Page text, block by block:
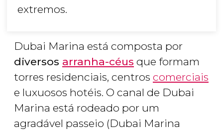
extremos.
Dubai Marina está composta por
diversos arranha-céus que formam
torres residenciais, centros comerciais
e luxuosos hotéis. O canal de Dubai
Marina está rodeado por um
agradável passeio (Dubai Marina